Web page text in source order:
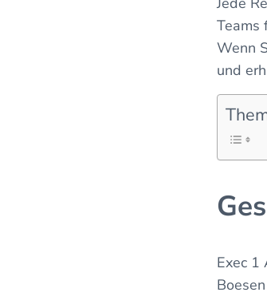
Teams
Wenn
und
Exec 1